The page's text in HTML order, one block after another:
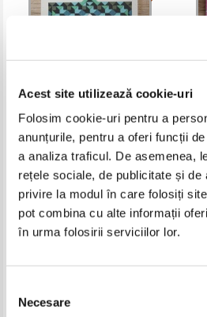
Acest site utilizează cookie-uri
Folosim cookie-uri pentru a
anunțurile, pentru a oferi funcții
a analiza traficul. De asemenea,
rețele sociale, de publicitate și de
privire la modul în care folosiți
pot combina cu alte informații
în urma folosirii serviciilor lor.
consimțământului
Necesare
Avetik Isahakian - Aba Lala
Manari
Pret:16,00Lei 6,40 Lei
Adaugă în coș
-50%